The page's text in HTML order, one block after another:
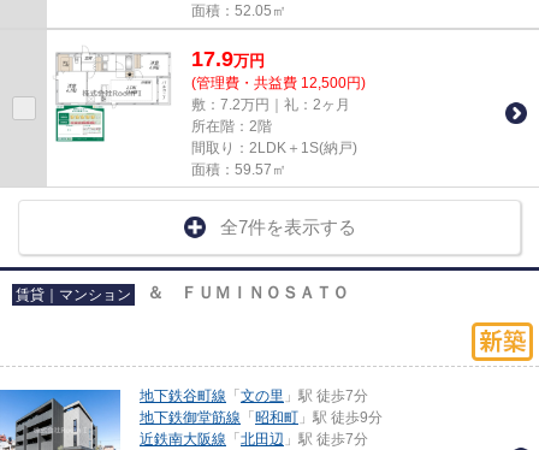
面積：52.05㎡
17.9万円
(管理費・共益費 12,500円)
敷：7.2万円｜礼：2ヶ月
所在階：2階
間取り：2LDK＋1S(納戸)
面積：59.57㎡
全7件を表示する
賃貸｜マンション ＆ ＦＵＭＩＮＯＳＡＴＯ
地下鉄谷町線 「 文の里 」駅 徒歩7分
地下鉄御堂筋線 「 昭和町 」駅 徒歩9分
近鉄南大阪線 「 北田辺 」駅 徒歩7分